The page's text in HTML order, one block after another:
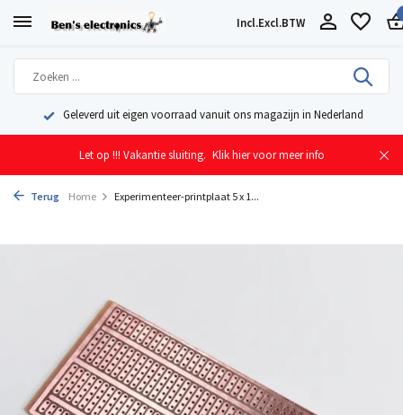
Incl.Excl.BTW
Geleverd uit eigen voorraad vanuit ons magazijn in Nederland
Let op !!! Vakantie sluiting. Klik hier voor meer info
Terug Home Experimenteer-printplaat 5 x 1...